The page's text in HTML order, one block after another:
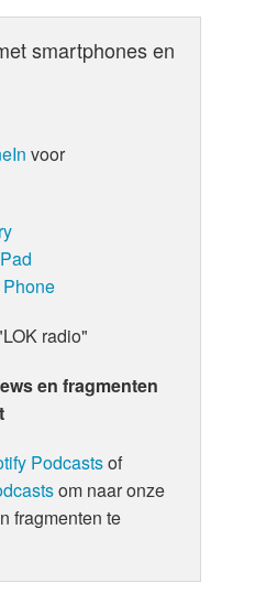
smartphones en
voor
radio"
en fragmenten
Podcastsof
om naar onze
fragmenten te